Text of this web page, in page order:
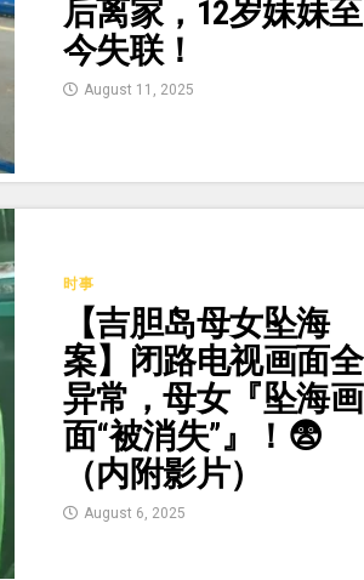
后离家，12岁妹妹至
今失联！
August 11, 2025
时事
【吉胆岛母女坠海
案】闭路电视画面全
异常，母女『坠海画
面“被消失”』！😨
（内附影片）
August 6, 2025